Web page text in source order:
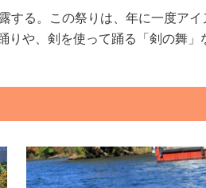
る。この祭りは、年に一度ア
や、剣を使って踊る「剣の舞